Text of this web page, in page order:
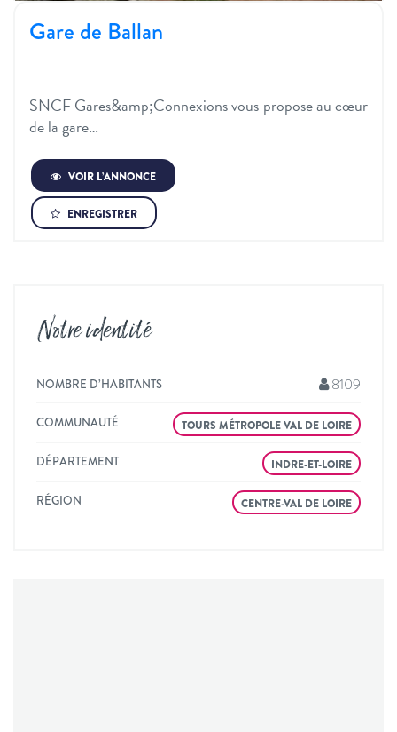
Gare de Ballan
SNCF Gares&amp;Connexions vous propose au cœur
de la gare…
VOIR L’ANNONCE
ENREGISTRER
Notre identité
NOMBRE D’HABITANTS 8109
COMMUNAUTÉ TOURS MÉTROPOLE VAL DE LOIRE
DÉPARTEMENT INDRE-ET-LOIRE
RÉGION CENTRE-VAL DE LOIRE